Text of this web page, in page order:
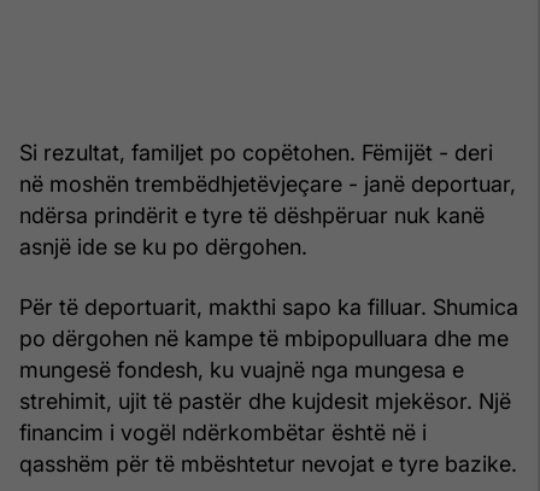
Si rezultat, familjet po copëtohen. Fëmijët - deri
në moshën trembëdhjetëvjeçare - janë deportuar,
ndërsa prindërit e tyre të dëshpëruar nuk kanë
asnjë ide se ku po dërgohen.
Për të deportuarit, makthi sapo ka filluar. Shumica
po dërgohen në kampe të mbipopulluara dhe me
mungesë fondesh, ku vuajnë nga mungesa e
strehimit, ujit të pastër dhe kujdesit mjekësor. Një
financim i vogël ndërkombëtar është në i
qasshëm për të mbështetur nevojat e tyre bazike.